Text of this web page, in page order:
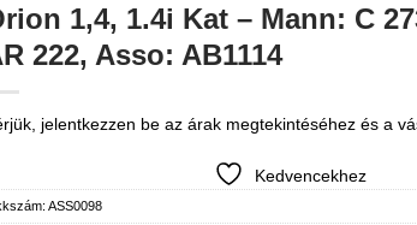
1,4, 1.4i Kat – Mann: C
222, Asso: AB1114
jelentkezzen be az árak megtekintéséhez és a
Kedvencekhez
ASS0098